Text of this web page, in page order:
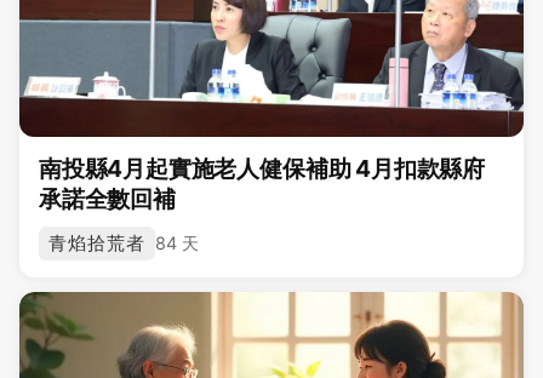
南投縣4月起實施老人健保補助 4月扣款縣府
承諾全數回補
青焰拾荒者 84 天